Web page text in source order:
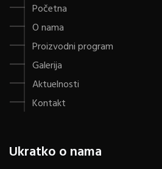
Početna
O nama
Proizvodni program
Galerija
Aktuelnosti
Kontakt
Ukratko o nama